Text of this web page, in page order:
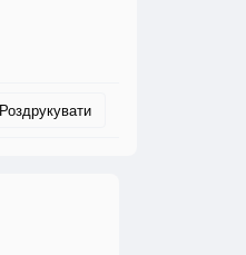
Роздрукувати